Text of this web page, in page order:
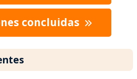
concluidas